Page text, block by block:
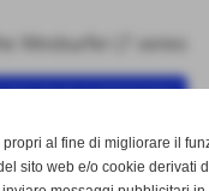
Windsurfer LT series
al fine di migliorare il
sito web e/o cookie derivati